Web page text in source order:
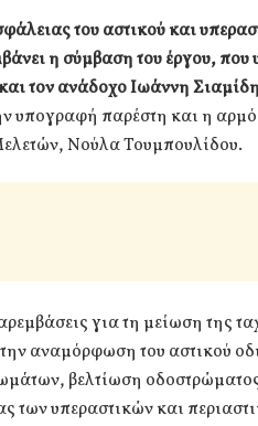
του αστικού και
η σύμβαση του έργου,
τον ανάδοχο Ιωάννη Σιαμίδη
υπογραφή παρέστη και η
Νούλα Τουμπουλίδου.
για τη μείωση της
αναμόρφωση του αστικού
βελτίωση
των υπεραστικών και